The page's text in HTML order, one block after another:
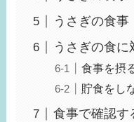
うさぎの食事
うさぎの食に
食事を摂
貯食をし
食事で確認す